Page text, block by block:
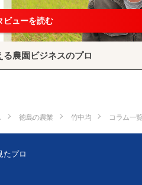
ビューを読む
農園ビジネスのプロ
徳島の農業 竹中均 コラム一
たプロ